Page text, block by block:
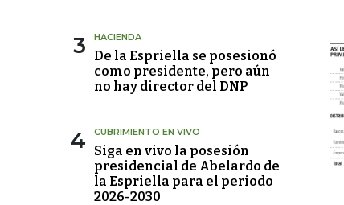
3 HACIENDA
De la Espriella se posesionó
como presidente, pero aún
no hay director del DNP
4 CUBRIMIENTO EN VIVO
Siga en vivo la posesión
presidencial de Abelardo de
la Espriella para el periodo
2026-2030